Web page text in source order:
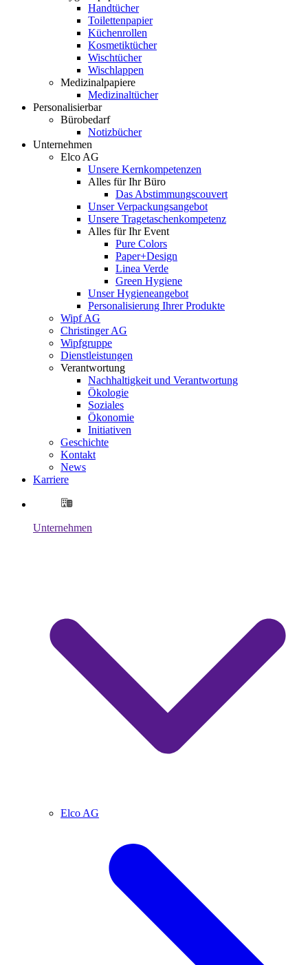
Handtücher
Toilettenpapier
Küchenrollen
Kosmetiktücher
Wischtücher
Wischlappen
Medizinalpapiere
Medizinaltücher
Personalisierbar
Bürobedarf
Notizbücher
Unternehmen
Elco AG
Unsere Kernkompetenzen
Alles für Ihr Büro
Das Abstimmungscouvert
Unser Verpackungsangebot
Unsere Tragetaschenkompetenz
Alles für Ihr Event
Pure Colors
Paper+Design
Linea Verde
Green Hygiene
Unser Hygieneangebot
Personalisierung Ihrer Produkte
Wipf AG
Christinger AG
Wipfgruppe
Dienstleistungen
Verantwortung
Nachhaltigkeit und Verantwortung
Ökologie
Soziales
Ökonomie
Initiativen
Geschichte
Kontakt
News
Karriere
Unternehmen
Elco AG